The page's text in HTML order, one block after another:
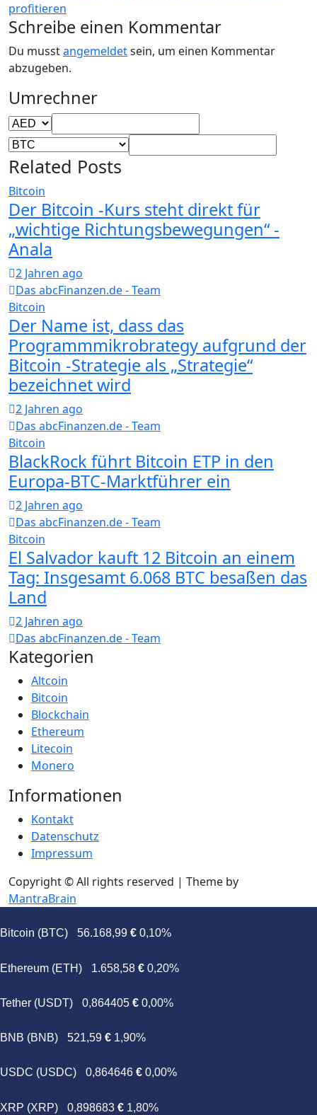
profitieren
Schreibe einen Kommentar
Du musstangemeldetsein, um einen Kommentar
abzugeben.
Umrechner
Related Posts
Bitcoin
Der Bitcoin -Kurs steht direkt für
„wichtige Richtungsbewegungen“ -
Anala
2 Jahren ago
Das abcFinanzen.de - Team
Bitcoin
Der Name ist, dass das
Programmmikrobrategy aufgrund der
Bitcoin -Strategie als „Strategie“
bezeichnet wird
2 Jahren ago
Das abcFinanzen.de - Team
Bitcoin
BlackRock führt Bitcoin ETP in den
Europa-BTC-Marktführer ein
2 Jahren ago
Das abcFinanzen.de - Team
Bitcoin
El Salvador kauft 12 Bitcoin an einem
Tag: Insgesamt 6.068 BTC besaßen das
Land
2 Jahren ago
Das abcFinanzen.de - Team
Kategorien
Altcoin
Bitcoin
Blockchain
Ethereum
Litecoin
Monero
Informationen
Kontakt
Datenschutz
Impressum
Copyright © All rights reserved | Theme by
MantraBrain
Bitcoin (BTC) 56.168,99 € 0,10%
Ethereum (ETH) 1.658,58 € 0,20%
Tether (USDT) 0,864405 € 0,00%
BNB (BNB) 521,59 € 1,90%
USDC (USDC) 0,864646 € 0,00%
XRP (XRP) 0,898683 € 1,80%